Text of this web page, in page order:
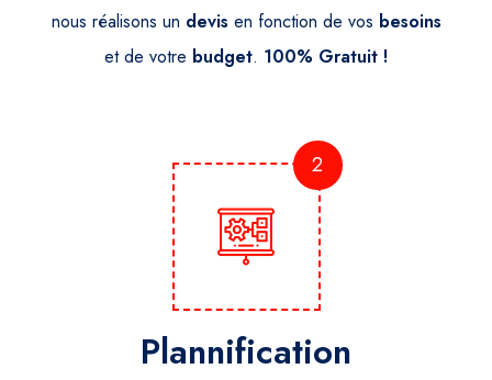
nous réalisons un devis en fonction de vos besoins
et de votre budget. 100% Gratuit !
2
Plannification